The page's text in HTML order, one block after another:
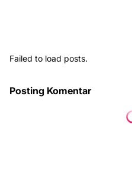
Failed to load posts.
Posting Komentar